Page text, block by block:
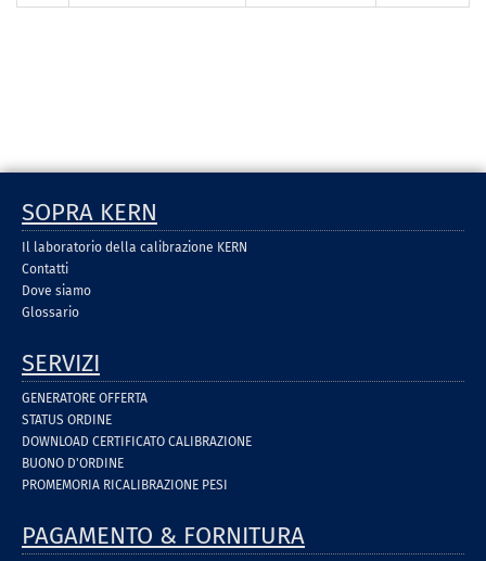
SOPRA KERN
Il laboratorio della calibrazione KERN
Contatti
Dove siamo
Glossario
SERVIZI
GENERATORE OFFERTA
STATUS ORDINE
DOWNLOAD CERTIFICATO CALIBRAZIONE
BUONO D'ORDINE
PROMEMORIA RICALIBRAZIONE PESI
PAGAMENTO & FORNITURA